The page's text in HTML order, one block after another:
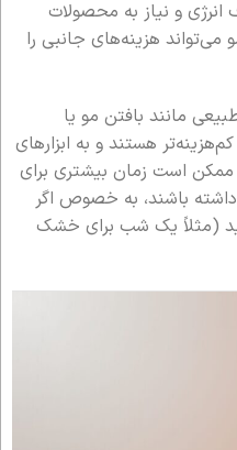
انرژی و نیاز به محصولات
هزینه‌های جانبی را
مانند بافتن مو یا
هستند و به ابزارهای
ممکن است زمان بیشتری برای
باشند، به خصوص اگر
(مثلاً یک شب برای خشک